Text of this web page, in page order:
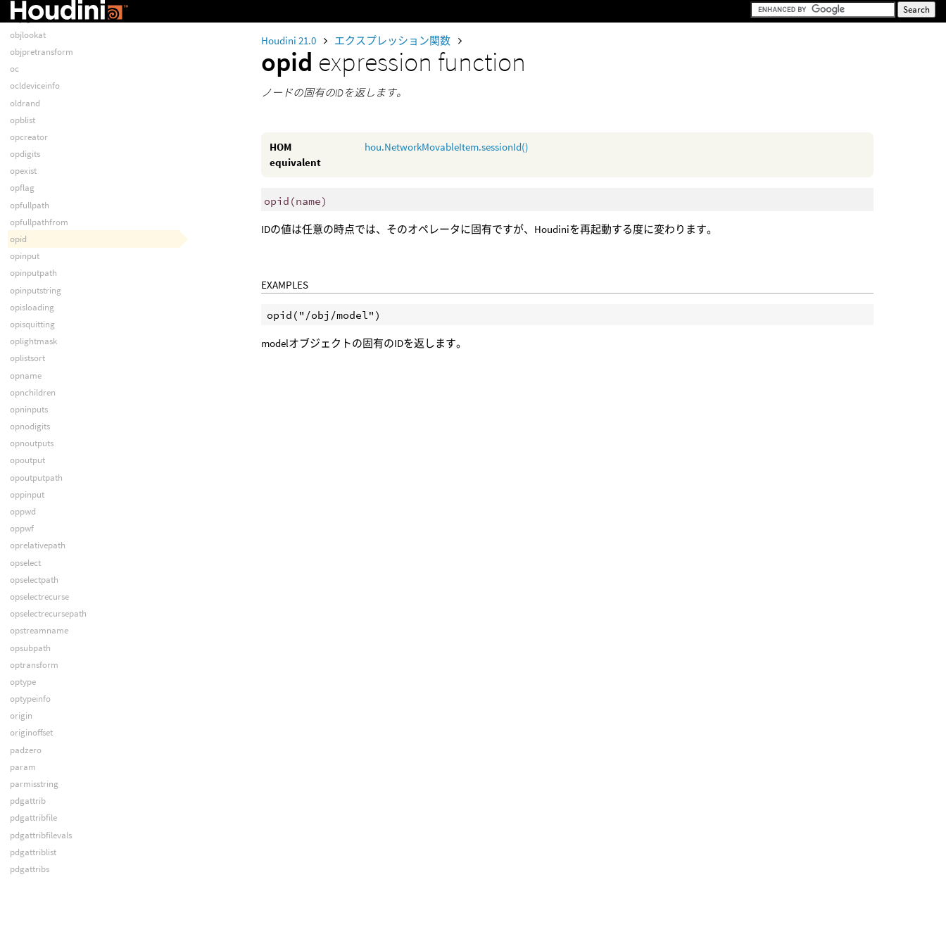
Houdini 21.0 エクスプレッション関数
opid expression function
ノードの固有のIDを返します。
HOM
equivalent
hou.NetworkMovableItem.sessionId()
opid (name)
IDの値は任意の時点では、そのオペレータに固有ですが、Houdiniを再起動する度に変わります。
EXAMPLES
modelオブジェクトの固有のIDを返します。
objlightmask
objlookat
objpretransform
oc
ocldeviceinfo
oldrand
opblist
opcreator
opdigits
opexist
opflag
opfullpath
opfullpathfrom
opid
opinput
opinputpath
opinputstring
opisloading
opisquitting
oplightmask
oplistsort
opname
opnchildren
opninputs
opnodigits
opnoutputs
opoutput
opoutputpath
oppinput
oppwd
oppwf
oprelativepath
opselect
opselectpath
opselectrecurse
opselectrecursepath
opstreamname
opsubpath
optransform
optype
optypeinfo
origin
originoffset
padzero
param
parmisstring
pdgattrib
pdgattribfile
pdgattribfilevals
pdgattriblist
pdgattribs